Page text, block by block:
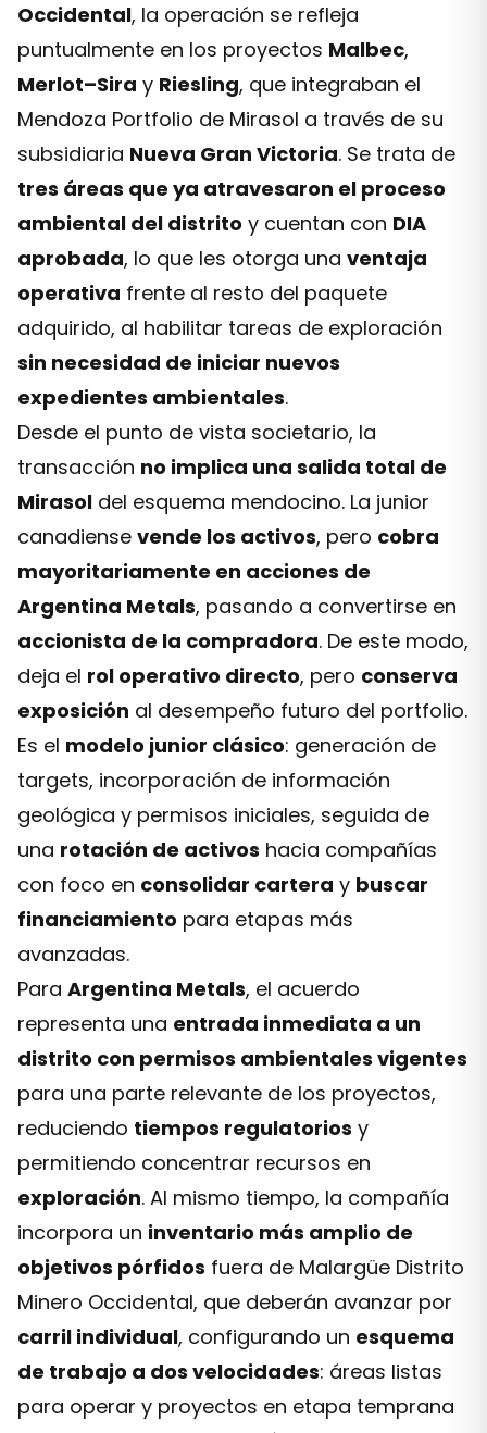
Occidental, la operación se refleja
puntualmente en los proyectos Malbec,
Merlot–Sira y Riesling, que integraban el
Mendoza Portfolio de Mirasol a través de su
subsidiaria Nueva Gran Victoria. Se trata de
tres áreas que ya atravesaron el proceso
ambiental del distrito y cuentan con DIA
aprobada, lo que les otorga una ventaja
operativa frente al resto del paquete
adquirido, al habilitar tareas de exploración
sin necesidad de iniciar nuevos
expedientes ambientales.
Desde el punto de vista societario, la
transacción no implica una salida total de
Mirasol del esquema mendocino. La junior
canadiense vende los activos, pero cobra
mayoritariamente en acciones de
Argentina Metals, pasando a convertirse en
accionista de la compradora. De este modo,
deja el rol operativo directo, pero conserva
exposición al desempeño futuro del portfolio.
Es el modelo junior clásico: generación de
targets, incorporación de información
geológica y permisos iniciales, seguida de
una rotación de activos hacia compañías
con foco en consolidar cartera y buscar
financiamiento para etapas más
avanzadas.
Para Argentina Metals, el acuerdo
representa una entrada inmediata a un
distrito con permisos ambientales vigentes
para una parte relevante de los proyectos,
reduciendo tiempos regulatorios y
permitiendo concentrar recursos en
exploración. Al mismo tiempo, la compañía
incorpora un inventario más amplio de
objetivos pórfidos fuera de Malargüe Distrito
Minero Occidental, que deberán avanzar por
carril individual, configurando un esquema
de trabajo a dos velocidades: áreas listas
para operar y proyectos en etapa temprana